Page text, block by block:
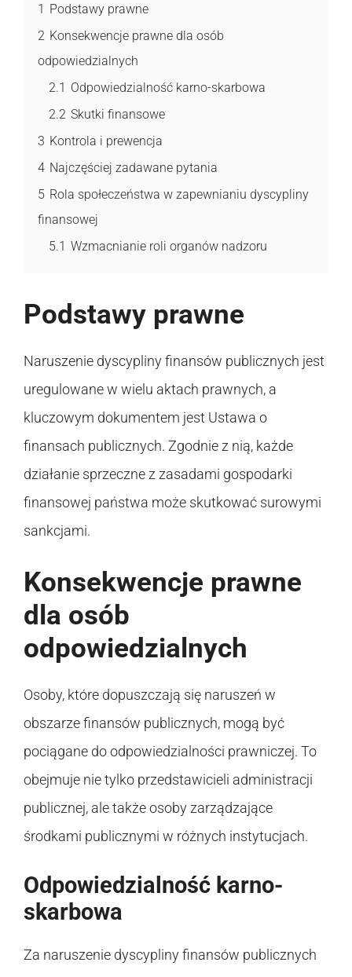
1 Podstawy prawne
2 Konsekwencje prawne dla osób
odpowiedzialnych
2.1 Odpowiedzialność karno-skarbowa
2.2 Skutki finansowe
3 Kontrola i prewencja
4 Najczęściej zadawane pytania
5 Rola społeczeństwa w zapewnianiu dyscypliny
finansowej
5.1 Wzmacnianie roli organów nadzoru
Podstawy prawne
Naruszenie dyscypliny finansów publicznych jest
uregulowane w wielu aktach prawnych, a
kluczowym dokumentem jest Ustawa o
finansach publicznych. Zgodnie z nią, każde
działanie sprzeczne z zasadami gospodarki
finansowej państwa może skutkować surowymi
sankcjami.
Konsekwencje prawne
dla osób
odpowiedzialnych
Osoby, które dopuszczają się naruszeń w
obszarze finansów publicznych, mogą być
pociągane do odpowiedzialności prawniczej. To
obejmuje nie tylko przedstawicieli administracji
publicznej, ale także osoby zarządzające
środkami publicznymi w różnych instytucjach.
Odpowiedzialność karno-
skarbowa
Za naruszenie dyscypliny finansów publicznych